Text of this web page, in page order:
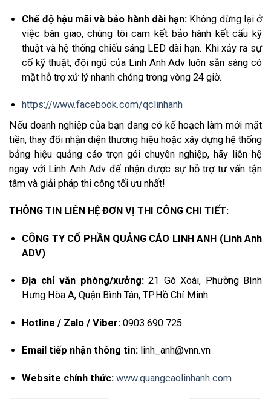
Chế độ hậu mãi và bảo hành dài hạn: Không dừng lại ở
việc bàn giao, chúng tôi cam kết bảo hành kết cấu kỹ
thuật và hệ thống chiếu sáng LED dài hạn. Khi xảy ra sự
cố kỹ thuật, đội ngũ của Linh Anh Adv luôn sẵn sàng có
mặt hỗ trợ xử lý nhanh chóng trong vòng 24 giờ.
https://www.facebook.com/qclinhanh
Nếu doanh nghiệp của bạn đang có kế hoạch làm mới mặt
tiền, thay đổi nhận diện thương hiệu hoặc xây dựng hệ thống
bảng hiệu quảng cáo trọn gói chuyên nghiệp, hãy liên hệ
ngay với Linh Anh Adv để nhận được sự hỗ trợ tư vấn tận
tâm và giải pháp thi công tối ưu nhất!
THÔNG TIN LIÊN HỆ ĐƠN VỊ THI CÔNG CHI TIẾT:
CÔNG TY CỔ PHẦN QUẢNG CÁO LINH ANH (Linh Anh
ADV)
Địa chỉ văn phòng/xưởng:21 Gò Xoài, Phường Bình
Hưng Hòa A, Quận Bình Tân, TP.Hồ Chí Minh.
Hotline / Zalo / Viber: 0903 690 725
Email tiếp nhận thông tin: linh_anh@vnn.vn
Website chính thức: www.quangcaolinhanh.com